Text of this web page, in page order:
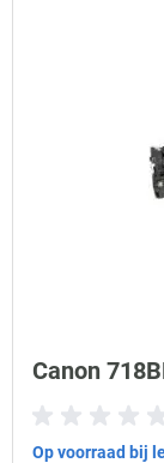
Canon
Op voorraad bij